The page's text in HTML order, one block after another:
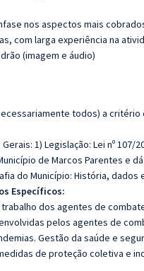
nos aspectos mais
com larga experiência na
(imagem e áudio)
todos) a
1) Legislação: Lei nº
de Marcos Parentes e
do Município: História,
Específicos:
dos agentes de
pelos agentes de
Gestão da saúde e
de proteção coletiva e